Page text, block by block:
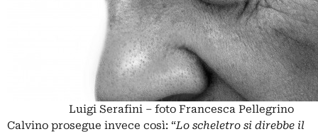
Luigi Serafini – foto Francesca Pellegrino
Calvino prosegue invece così: “Lo scheletro si direbbe il